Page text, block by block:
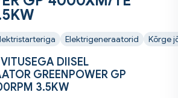
Elektrigeneraatorid Kõrge
DIISEL
GREENPOWER GP
3.5KW